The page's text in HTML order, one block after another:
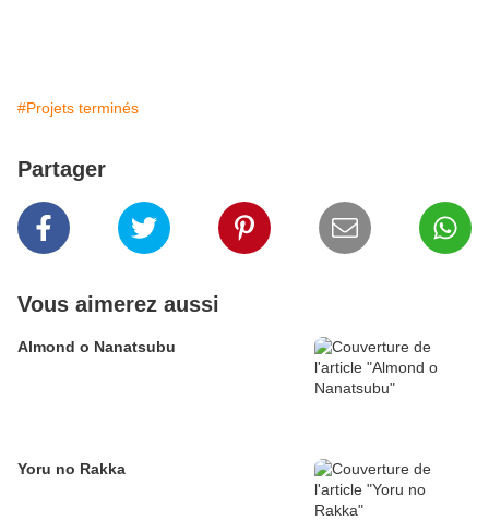
#Projets terminés
Partager
Vous aimerez aussi
Almond o Nanatsubu
Yoru no Rakka